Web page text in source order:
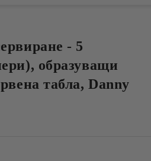
- 5
образуващи
табла, Danny